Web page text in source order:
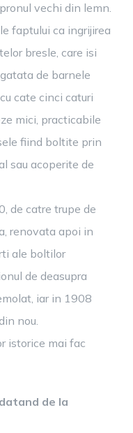
vechi din lemn.
faptului ca ingrijirea
bresle, care isi
de barnele
cate cinci caturi
mici, practicabile
fiind boltite prin
sau acoperite de
de catre trupe de
renovata apoi in
ale boltilor
de deasupra
iar in 1908
nou.
istorice mai fac
de la